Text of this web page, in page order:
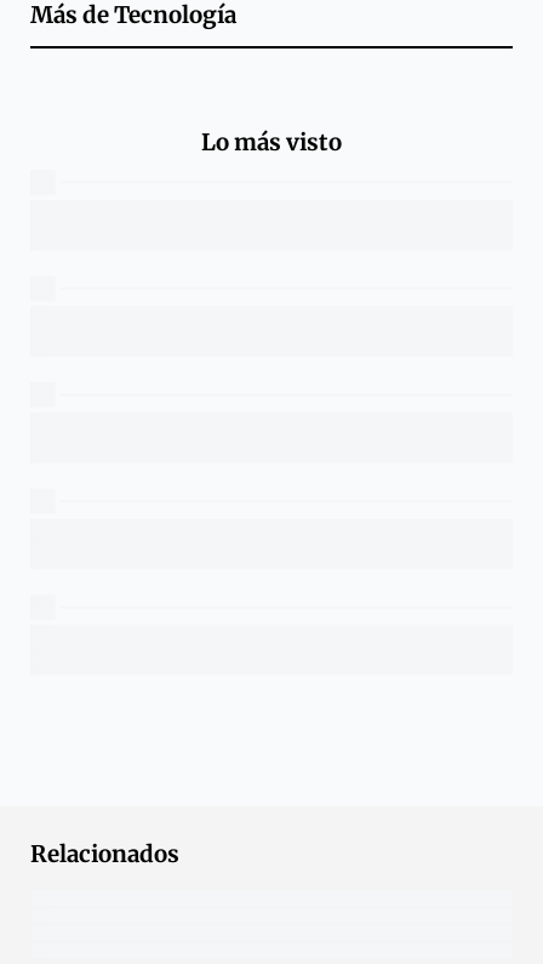
Más deTecnología
Lo más visto
Relacionados